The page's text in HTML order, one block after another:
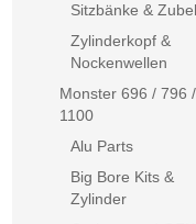
Sitzbänke &
Zylinderkopf &
Nockenwellen
Monster 696 / 796 /
1100
Alu Parts
Big Bore Kits &
Zylinder